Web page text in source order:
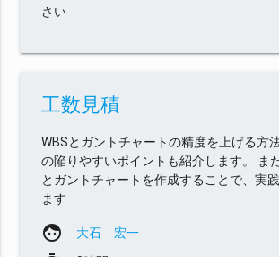
さい
工数見積
WBSとガントチャートの精度を上げる方
の陥りやすいポイントも紹介します。 ま
とガントチャートを作成することで、実
ます
face 大石 宏一